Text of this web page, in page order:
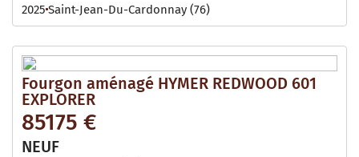
2025 Saint-Jean-Du-Cardonnay (76)
Fourgon aménagé HYMER REDWOOD 601
EXPLORER
85175 €
NEUF